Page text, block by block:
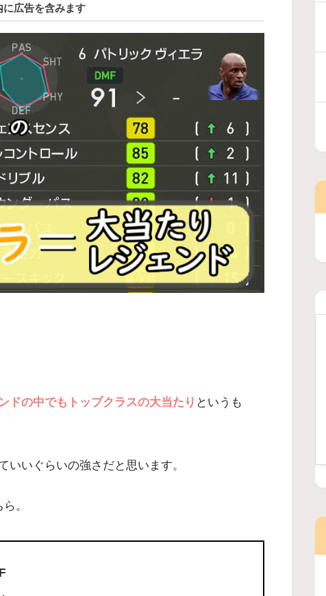
に広告を含みます
ドの中でもトップクラスの大当たり というも
いぐらいの強さだと思います。
。